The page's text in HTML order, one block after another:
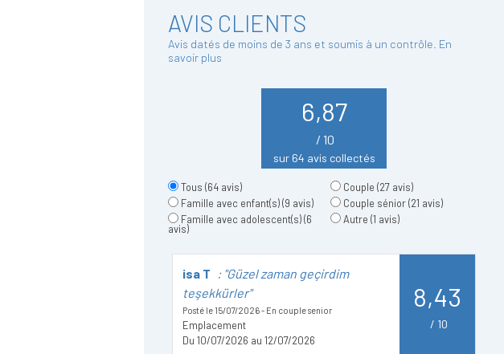
AVIS CLIENTS
Avis datés de moins de 3 ans et soumis à un contrôle. En
savoir plus
6,87
/ 10
sur 64 avis collectés
Tous (64 avis)
Famille avec enfant(s)(9 avis)
Famille avec adolescent(s)(6
avis)
Couple (27 avis)
Couple sénior(21 avis)
Autre (1 avis)
isa T : "Güzel zaman geçirdim
teşekkürler"
Posté le 15/07/2026 - En couple senior
Emplacement
Du 10/07/2026 au 12/07/2026
8,43
/ 10